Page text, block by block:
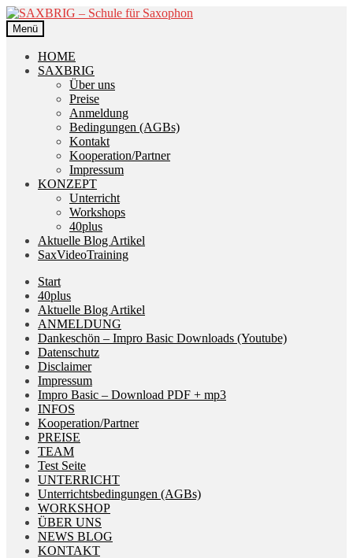
Zur
Navigation
springen
Zum
Inhalt
springen
Menü
HOME
SAXBRIG
Über uns
Preise
Anmeldung
Bedingungen (AGBs)
Kontakt
Kooperation/Partner
Impressum
KONZEPT
Unterricht
Workshops
40plus
Aktuelle Blog Artikel
SaxVideoTraining
Start
40plus
Aktuelle Blog Artikel
ANMELDUNG
Dankeschön – Impro Basic Downloads (Youtube)
Datenschutz
Disclaimer
Impressum
Impro Basic – Download PDF + mp3
INFOS
Kooperation/Partner
PREISE
TEAM
Test Seite
UNTERRICHT
Unterrichtsbedingungen (AGBs)
WORKSHOP
ÜBER UNS
NEWS BLOG
KONTAKT